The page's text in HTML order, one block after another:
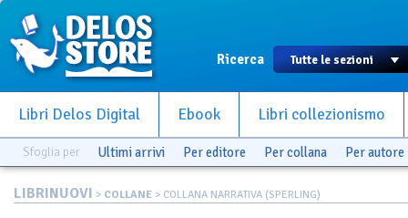
Ricerca
Libri Delos Digital Ebook Libri collezionismo
Sfoglia per Ultimi arrivi Per editore Per collana Per autore
LIBRINUOVI > COLLANE > COLLANA NARRATIVA (SPERLING)